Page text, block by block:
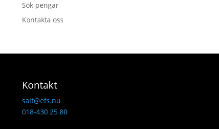
Sök pengar
Kontakta oss
Kontakt
salt@efs.nu
018-430 25 80